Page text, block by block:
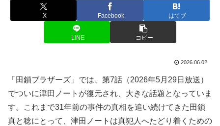
X Facebook はてブ
LINE コピー
2026.06.02
「田鎖ブラザーズ」では、第7話（2026年5月29日放送）
でついに津田ノートが復元され、大きな話題となっていま
す。これまで31年前の事件の真相を追い続けてきた田鎖
真と稔にとって、津田ノートは真犯人へたどり着くための